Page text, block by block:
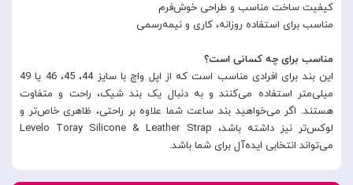
کیفیت ساخت مناسب و طراحی خوش‌فرم
مناسب برای استفاده روزانه، کاری و نیمه‌رسمی
مناسب برای چه کسانی است؟
این بند برای افرادی مناسب است که از اپل واچ با سایز 44، 45، 46 یا 49
میلی‌متر استفاده می‌کنند و به دنبال یک بند شیک، راحت و متفاوت
هستند. اگر می‌خواهید بند ساعت شما علاوه بر راحتی، ظاهری خاص‌تر و
لوکس‌تر نیز داشته باشد، Levelo Toray Silicone & Leather Strap
می‌تواند انتخابی ایده‌آل برای شما باشد.